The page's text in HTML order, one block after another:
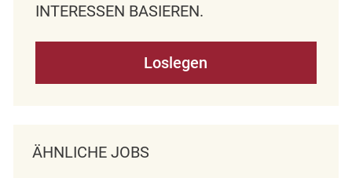
NTERESSEN BASIEREN.
Loslegen
ÄHNLICHE JOBS